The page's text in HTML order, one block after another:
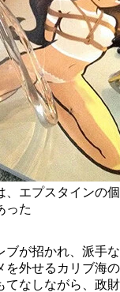
、エプスタインの個
った
ブが招かれ、派手な
を外せるカリブ海の
てなしながら、政財